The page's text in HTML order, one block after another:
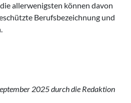
allerwenigsten können davon
Berufsbezeichnung und
2025 durch die Redaktion